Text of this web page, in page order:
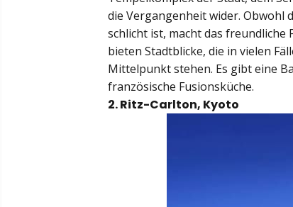
die Vergangenheit wider. Obwohl
schlicht ist, macht das freundliche
bieten Stadtblicke, die in vielen
Mittelpunkt stehen. Es gibt eine
französische Fusionsküche.
2. Ritz-Carlton, Kyoto